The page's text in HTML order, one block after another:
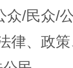
众/民众/
律、政